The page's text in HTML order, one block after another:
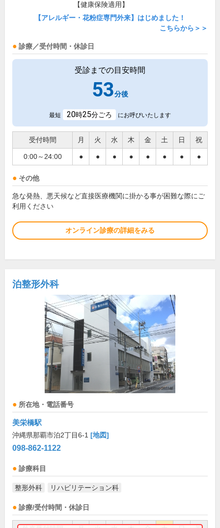
【健康保険適用】
【アレルギー・花粉症専門外来】はじめました！
こちらから＞＞
診療／受付時間・休診日
受診までの目安時間
53分後
最短 20時25分ごろ にお呼びいたします
受付時間 月 火 水 木 金 土 日 祝
0:00～24:00 ● ● ● ● ● ● ● ●
その他
急な発熱、悪天候など直接医療機関に掛かる事が困難な際にご
利用ください
オンライン診療の詳細をみる
泊整形外科
所在地・電話番号
美栄橋駅
沖縄県那覇市泊2丁目6-1 [地図]
098-862-1122
診療科目
整形外科 リハビリテーション科
診療/受付時間・休診日